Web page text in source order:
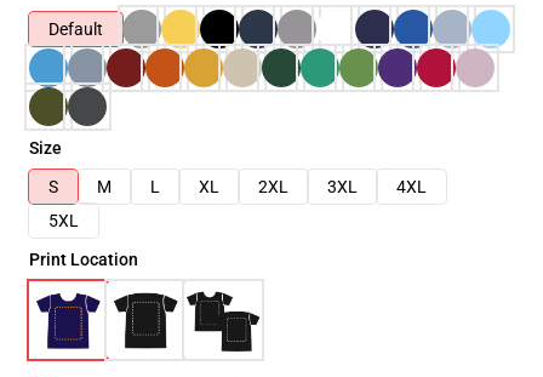
Default
Size
S
M L XL 2XL 3XL
4XL
5XL
Print Location